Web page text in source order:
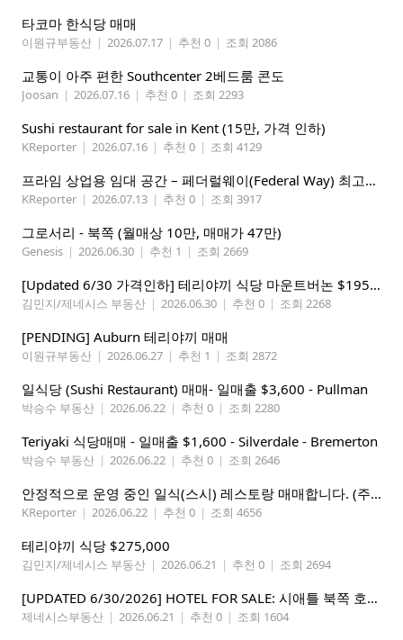
타코마 한식당 매매
이원규부동산 | 2026.07.17 | 추천 0 | 조회 2086
교통이 아주 편한 Southcenter 2베드룸 콘도
Joosan | 2026.07.16 | 추천 0 | 조회 2293
Sushi restaurant for sale in Kent (15만, 가격 인하)
KReporter | 2026.07.16 | 추천 0 | 조회 4129
프라임 상업용 임대 공간 – 페더럴웨이(Federal Way) 최고의 가시성 입지
KReporter | 2026.07.13 | 추천 0 | 조회 3917
그로서리 - 북쪽 (월매상 10만, 매매가 47만)
Genesis | 2026.06.30 | 추천 1 | 조회 2669
[Updated 6/30 가격인하] 테리야끼 식당 마운트버논 $195,000
김민지/제네시스 부동산 | 2026.06.30 | 추천 0 | 조회 2268
[PENDING] Auburn 테리야끼 매매
이원규부동산 | 2026.06.27 | 추천 1 | 조회 2872
일식당 (Sushi Restaurant) 매매- 일매출 $3,600 - Pullman
박승수 부동산 | 2026.06.22 | 추천 0 | 조회 2280
Teriyaki 식당매매 - 일매출 $1,600 - Silverdale - Bremerton
박승수 부동산 | 2026.06.22 | 추천 0 | 조회 2646
안정적으로 운영 중인 일식(스시) 레스토랑 매매합니다. (주인없는 가게)
KReporter | 2026.06.22 | 추천 0 | 조회 4656
테리야끼 식당 $275,000
김민지/제네시스 부동산 | 2026.06.21 | 추천 0 | 조회 2694
[UPDATED 6/30/2026] HOTEL FOR SALE: 시애틀 북쪽 호텔 – 연매상 200만불, 순수입 80만불, 핵심 입지
제네시스부동산 | 2026.06.21 | 추천 0 | 조회 1604